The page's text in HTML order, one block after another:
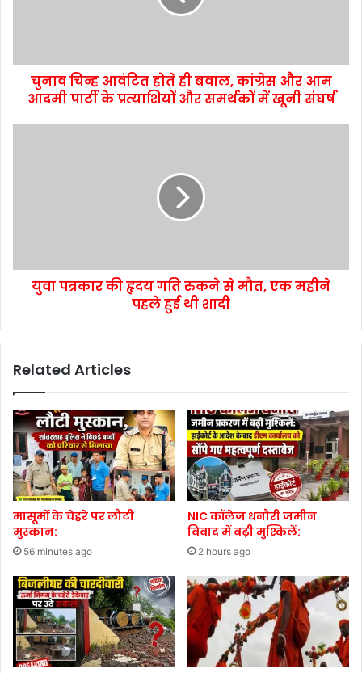
चुनाव चिन्ह आवंटित होते ही बवाल, कांग्रेस और आम
आदमी पार्टी के प्रत्याशियों और समर्थकों में खूनी संघर्ष
युवा पत्रकार की हृदय गति रुकने से मौत, एक महीने
पहले हुई थी शादी
Related Articles
मासूमों के चेहरे पर लौटी
मुस्कान:
56 minutes ago
NIC कॉलेज धनौरी जमीन
विवाद में बढ़ी मुश्किलें:
2 hours ago